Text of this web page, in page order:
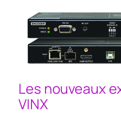
Les nouveaux
VINX